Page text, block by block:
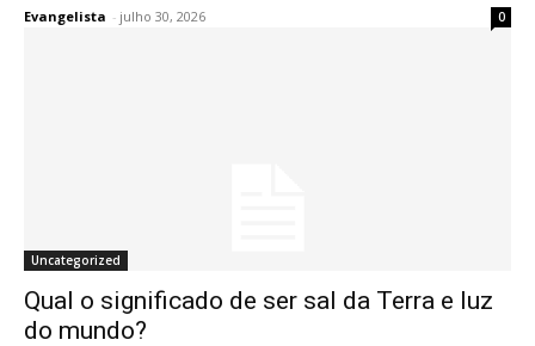
Evangelista - julho 30, 2026 0
Uncategorized
Qual o significado de ser sal da Terra e luz
do mundo?